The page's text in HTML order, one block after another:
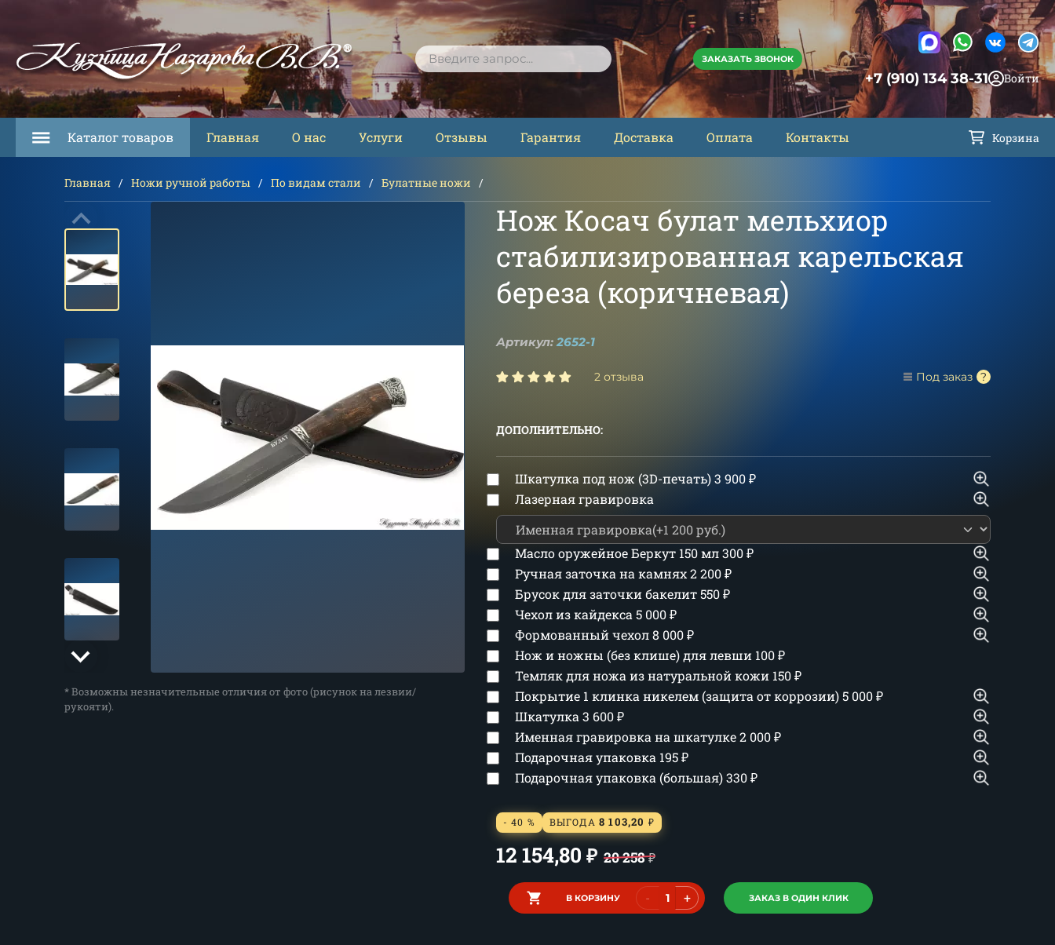
ПОИСК ЗАКАЗАТЬ ЗВОНОК
+7 (910) 134 38-31 Войти
Каталог товаров Главная О нас Услуги Отзывы Гарантия Доставка Оплата Контакты Корзина
Главная Ножи ручной работы По видам стали Булатные ножи
* Возможны незначительные отличия от фото (рисунок на лезвии/
рукояти).
Нож Косач булат мельхиор
стабилизированная карельская
береза (коричневая)
Артикул: 2652-1
2 отзыва Под заказ
ДОПОЛНИТЕЛЬНО:
Шкатулка под нож (3D-печать)3 900₽
Лазерная гравировка
Масло оружейное Беркут 150 мл300₽
Ручная заточка на камнях2 200₽
Брусок для заточки бакелит550₽
Чехол из кайдекса 5 000₽
Формованный чехол8 000₽
Нож и ножны (без клише) для левши 100₽
Темляк для ножа из натуральной кожи 150₽
Покрытие 1 клинка никелем (защита от коррозии)5 000₽
Шкатулка 3 600₽
Именная гравировка на шкатулке2 000₽
Подарочная упаковка 195₽
Подарочная упаковка (большая)330₽
- 40 % ВЫГОДА 8 103,20 ₽
12 154,80 ₽ 20 258₽
В КОРЗИНУ - + ЗАКАЗ В ОДИН КЛИК